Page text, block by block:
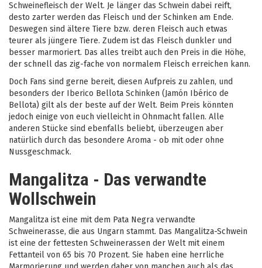
Schweinefleisch der Welt. Je länger das Schwein dabei reift,
desto zarter werden das Fleisch und der Schinken am Ende.
Deswegen sind ältere Tiere bzw. deren Fleisch auch etwas
teurer als jüngere Tiere. Zudem ist das Fleisch dunkler und
besser marmoriert. Das alles treibt auch den Preis in die Höhe,
der schnell das zig-fache von normalem Fleisch erreichen kann.
Doch Fans sind gerne bereit, diesen Aufpreis zu zahlen, und
besonders der Iberico Bellota Schinken (Jamón Ibérico de
Bellota) gilt als der beste auf der Welt. Beim Preis könnten
jedoch einige von euch vielleicht in Ohnmacht fallen. Alle
anderen Stücke sind ebenfalls beliebt, überzeugen aber
natürlich durch das besondere Aroma - ob mit oder ohne
Nussgeschmack.
Mangalitza - Das verwandte
Wollschwein
Mangalitza ist eine mit dem Pata Negra verwandte
Schweinerasse, die aus Ungarn stammt. Das Mangalitza-Schwein
ist eine der fettesten Schweinerassen der Welt mit einem
Fettanteil von 65 bis 70 Prozent. Sie haben eine herrliche